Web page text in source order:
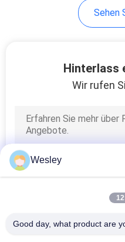
geführte
Doppelte
Sehen
Hinterlass
Wir rufen
Wesley
Good day, what product are